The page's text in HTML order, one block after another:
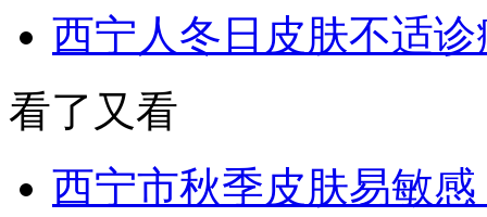
西宁人冬日皮肤不适
看了又看
西宁市秋季皮肤易敏